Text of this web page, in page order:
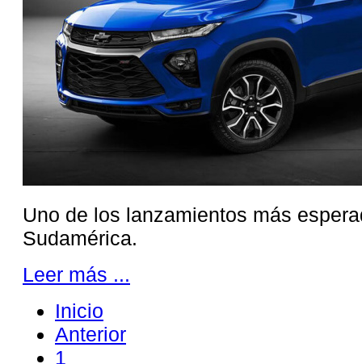
Uno de los lanzamientos más
Sudamérica.
Leer más ...
Inicio
Anterior
1